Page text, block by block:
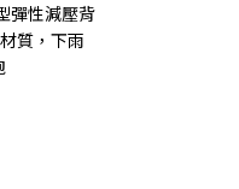
彈性減壓背
質，下雨